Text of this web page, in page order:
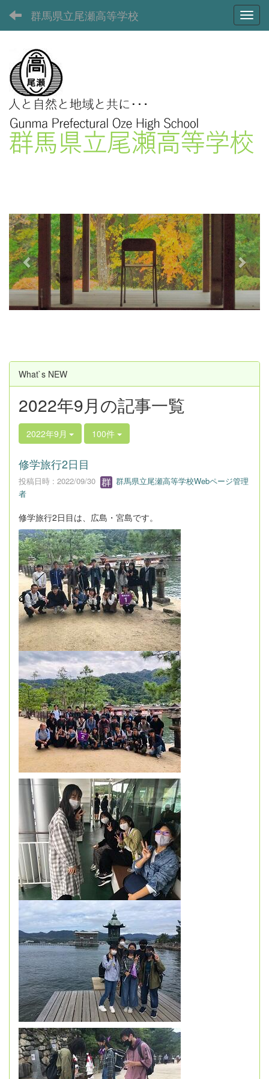
群馬県立尾瀬高等学校
e
v
i
o
u
s
x
t
What`s NEW
2022年9月の記事一覧
2022年9月 100件
修学旅行2日目
投稿日時 : 2022/09/30
群馬県立尾瀬高等学校Webページ管理
者
修学旅行2日目は、広島・宮島です。